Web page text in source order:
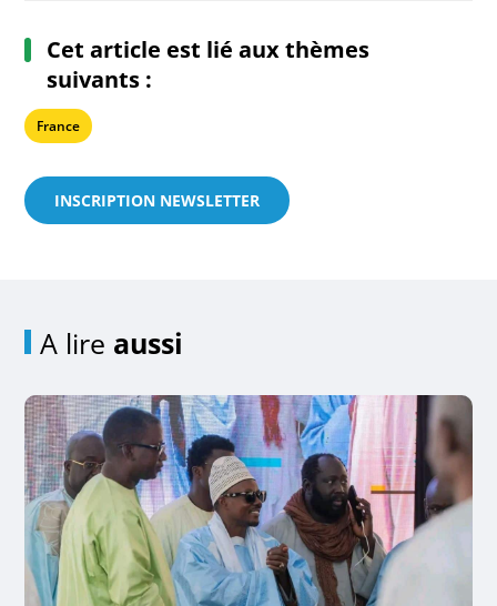
Cet article est lié aux thèmes
suivants :
France
INSCRIPTION NEWSLETTER
A lire aussi